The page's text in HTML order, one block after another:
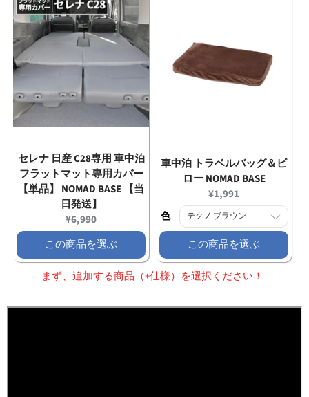
セレナ 日産 C28専用 車中泊
フラットマット専用カバー
【単品】 NOMAD BASE 【当
日発送】
Current
price:
¥6,990
この商品を選ぶ
車中泊 トラベルバッグ＆ピ
ロー NOMAD BASE
Current
price:
¥1,991
色
この商品を選ぶ
まず、追加する商品（+仕様）を選択ください！